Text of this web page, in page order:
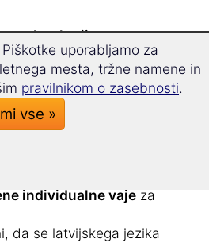
tehnologijo
boste napredovali
32 % hitrejein se lahko
individualne vaje za
da se latvijskega jezika
uporabljamo za
mesta, tržne namene in
pravilnikom o zasebnosti.
vse »